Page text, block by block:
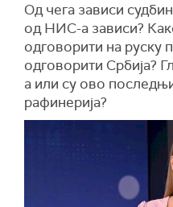
Од чега зависи
од НИС-а зависи?
одговорити на руску
одговорити Србија?
а или су ово
рафинерија?